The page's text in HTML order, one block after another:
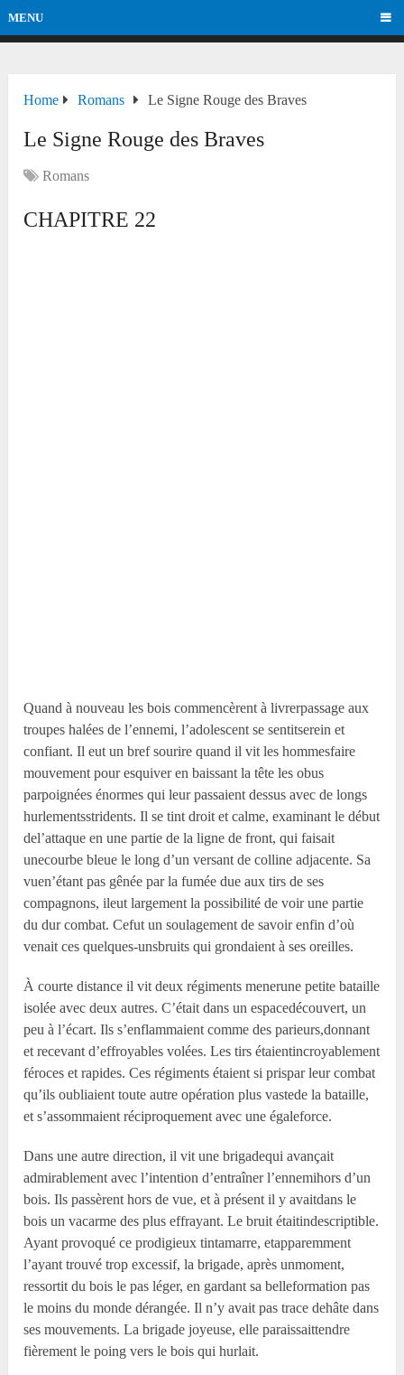
MENU
Home Romans Le Signe Rouge des Braves
Le Signe Rouge des Braves
Romans
CHAPITRE 22
Quand à nouveau les bois commencèrent à livrerpassage aux
troupes halées de l’ennemi, l’adolescent se sentitserein et
confiant. Il eut un bref sourire quand il vit les hommesfaire
mouvement pour esquiver en baissant la tête les obus
parpoignées énormes qui leur passaient dessus avec de longs
hurlementsstridents. Il se tint droit et calme, examinant le début
del’attaque en une partie de la ligne de front, qui faisait
unecourbe bleue le long d’un versant de colline adjacente. Sa
vuen’étant pas gênée par la fumée due aux tirs de ses
compagnons, ileut largement la possibilité de voir une partie
du dur combat. Cefut un soulagement de savoir enfin d’où
venait ces quelques-unsbruits qui grondaient à ses oreilles.
À courte distance il vit deux régiments menerune petite bataille
isolée avec deux autres. C’était dans un espacedécouvert, un
peu à l’écart. Ils s’enflammaient comme des parieurs,donnant
et recevant d’effroyables volées. Les tirs étaientincroyablement
féroces et rapides. Ces régiments étaient si prispar leur combat
qu’ils oubliaient toute autre opération plus vastede la bataille,
et s’assommaient réciproquement avec une égaleforce.
Dans une autre direction, il vit une brigadequi avançait
admirablement avec l’intention d’entraîner l’ennemihors d’un
bois. Ils passèrent hors de vue, et à présent il y avaitdans le
bois un vacarme des plus effrayant. Le bruit étaitindescriptible.
Ayant provoqué ce prodigieux tintamarre, etapparemment
l’ayant trouvé trop excessif, la brigade, après unmoment,
ressortit du bois le pas léger, en gardant sa belleformation pas
le moins du monde dérangée. Il n’y avait pas trace dehâte dans
ses mouvements. La brigade joyeuse, elle paraissaittendre
fièrement le poing vers le bois qui hurlait.